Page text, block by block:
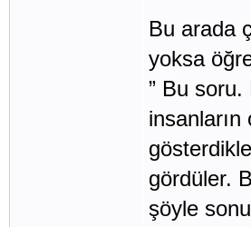
Bu arada
yoksa
” Bu soru.
gördüler.
şöyle